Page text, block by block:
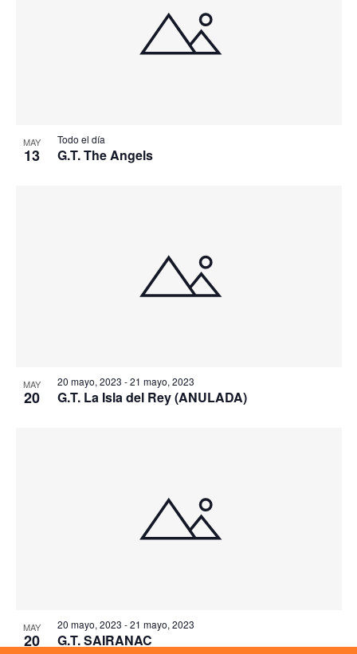
MAY
13
Todo el día
G.T. The Angels
MAY
20
20 mayo, 2023 -21 mayo, 2023
G.T. La Isla del Rey (ANULADA)
MAY
20
20 mayo, 2023 -21 mayo, 2023
G.T. SAIRANAC